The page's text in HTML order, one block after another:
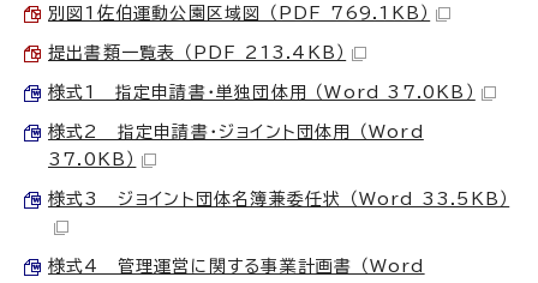
別図1佐伯運動公園区域図 （PDF 769.1KB）
提出書類一覧表 （PDF 213.4KB）
様式1 指定申請書・単独団体用 （Word 37.0KB）
様式2 指定申請書・ジョイント団体用 （Word
37.0KB）
様式3 ジョイント団体名簿兼委任状 （Word 33.5KB）
様式4 管理運営に関する事業計画書 （Word